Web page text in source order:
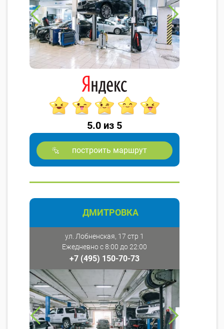
5.0 из 5
построить маршрут
ДМИТРОВКА
ул. Лобненская, 17 стр 1
Ежедневно с 8:00 до 22:00
+7 (495) 150-70-73